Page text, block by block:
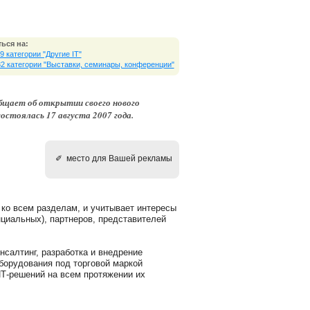
на:
категории "Другие IT"
категории "Выставки, cеминары, конференции"
об открытии своего нового
17 августа 2007 года.
✐ место для Вашей рекламы
всем разделам, и учитывает интересы
партнеров, представителей
разработка и внедрение
под торговой маркой
решений на всем протяжении их